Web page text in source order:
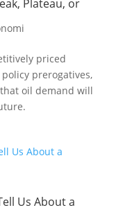
Plateau, or
priced
prerogatives,
oil demand will
Us About a